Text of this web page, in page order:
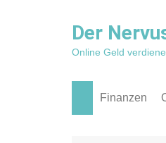
Der
Online Geld
Finanzen